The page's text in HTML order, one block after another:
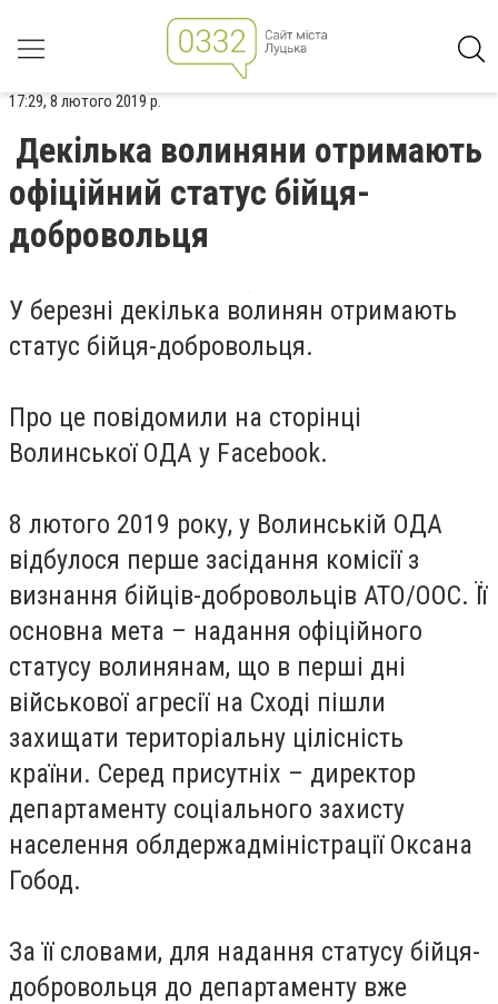
17:29, 8 лютого 2019 р.
Декілька волиняни отримають
офіційний статус бійця-
добровольця
У березні декілька волинян отримають
статус бійця-добровольця.
Про це повідомили на сторінці
Волинської ОДА у Facebook.
8 лютого 2019 року, у Волинській ОДА
відбулося перше засідання комісії з
визнання бійців-добровольців АТО/ООС. Її
основна мета – надання офіційного
статусу волинянам, що в перші дні
військової агресії на Сході пішли
захищати територіальну цілісність
країни. Серед присутніх – директор
департаменту соціального захисту
населення облдержадміністрації Оксана
Гобод.
За її словами, для надання статусу бійця-
добровольця до департаменту вже